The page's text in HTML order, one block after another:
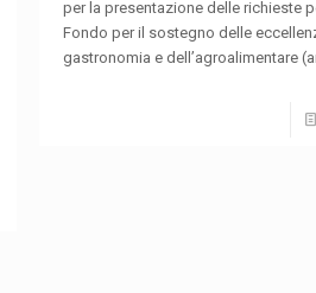
per la presentazione delle richieste
Fondo per il sostegno delle
gastronomia e dell’agroalimentare